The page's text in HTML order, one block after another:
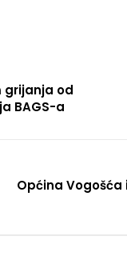
grijanja od
BAGS-a
Općina Vogošća